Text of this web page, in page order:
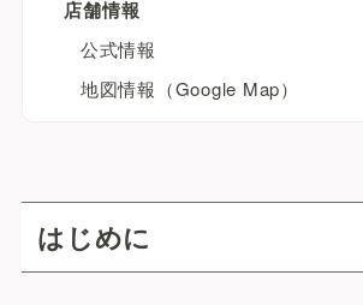
店舗情報
公式情報
地図情報（Google Map）
はじめに